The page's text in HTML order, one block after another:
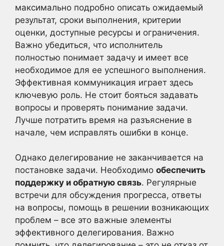
максимально подробно описать ожидаемый
результат, сроки выполнения, критерии
оценки, доступные ресурсы и ограничения.
Важно убедиться, что исполнитель
полностью понимает задачу и имеет все
необходимое для ее успешного выполнения.
Эффективная коммуникация играет здесь
ключевую роль. Не стоит бояться задавать
вопросы и проверять понимание задачи.
Лучше потратить время на разъяснение в
начале, чем исправлять ошибки в конце.
Однако делегирование не заканчивается на
постановке задачи. Необходимо обеспечить
поддержку и обратную связь. Регулярные
встречи для обсуждения прогресса, ответы
на вопросы, помощь в решении возникающих
проблем – все это важные элементы
эффективного делегирования. Важно